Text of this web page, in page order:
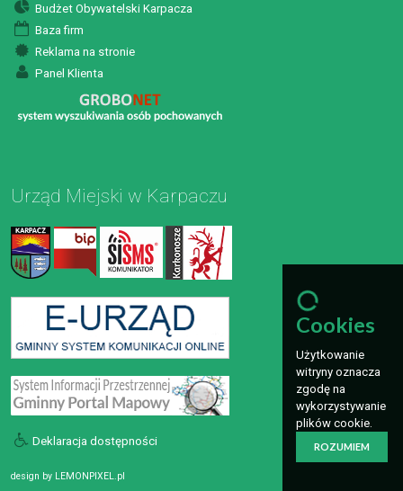
Budżet Obywatelski Karpacza
Baza firm
Reklama na stronie
Panel Klienta
Urząd Miejski w Karpaczu
Deklaracja dostępności
design by LEMONPIXEL.pl
Cookies
Użytkowanie
witryny oznacza
zgodę na
wykorzystywanie
plików cookie.
ROZUMIEM